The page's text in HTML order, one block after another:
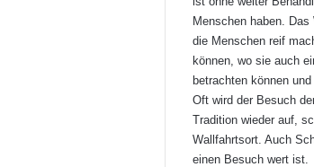
Menschen haben.
die Menschen reif
können, wo sie auch
betrachten können
Oft wird der Besuch
Tradition wieder auf,
Wallfahrtsort. Auch
einen Besuch wert ist.